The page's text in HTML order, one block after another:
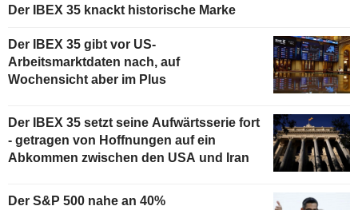
Der IBEX 35 knackt historische Marke
Der IBEX 35 gibt vor US-
Arbeitsmarktdaten nach, auf
Wochensicht aber im Plus
Der IBEX 35 setzt seine Aufwärtsserie fort
- getragen von Hoffnungen auf ein
Abkommen zwischen den USA und Iran
Der S&P 500 nahe an 40%